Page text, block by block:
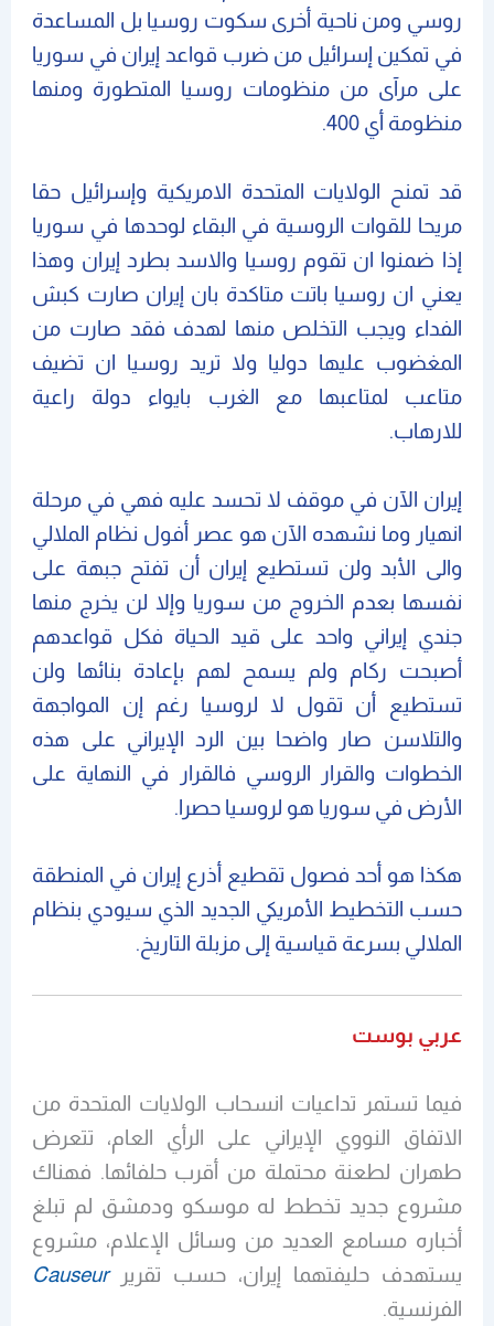
روسي ومن ناحية أخرى سكوت روسيا بل المساعدة
في تمكين إسرائيل من ضرب قواعد إيران في سوريا
على مرآى من منظومات روسيا المتطورة ومنها
منظومة أي 400.
قد تمنح الولايات المتحدة الامريكية وإسرائيل حقا
مريحا للقوات الروسية في البقاء لوحدها في سوريا
إذا ضمنوا ان تقوم روسيا والاسد بطرد إيران وهذا
يعني ان روسيا باتت متاكدة بان إيران صارت كبش
الفداء ويجب التخلص منها لهدف فقد صارت من
المغضوب عليها دوليا ولا تريد روسيا ان تضيف
متاعب لمتاعبها مع الغرب بايواء دولة راعية
للارهاب.
إيران الآن في موقف لا تحسد عليه فهي في مرحلة
انهيار وما نشهده الآن هو عصر أفول نظام الملالي
والى الأبد ولن تستطيع إيران أن تفتح جبهة على
نفسها بعدم الخروج من سوريا وإلا لن يخرج منها
جندي إيراني واحد على قيد الحياة فكل قواعدهم
أصبحت ركام ولم يسمح لهم بإعادة بنائها ولن
تستطيع أن تقول لا لروسيا رغم إن المواجهة
والتلاسن صار واضحا بين الرد الإيراني على هذه
الخطوات والقرار الروسي فالقرار في النهاية على
الأرض في سوريا هو لروسيا حصرا.
هكذا هو أحد فصول تقطيع أذرع إيران في المنطقة
حسب التخطيط الأمريكي الجديد الذي سيودي بنظام
الملالي بسرعة قياسية إلى مزبلة التاريخ.
عربي بوست
فيما تستمر تداعيات انسحاب الولايات المتحدة من
الاتفاق النووي الإيراني على الرأي العام، تتعرض
طهران لطعنة محتملة من أقرب حلفائها. فهناك
مشروع جديد تخطط له موسكو ودمشق لم تبلغ
أخباره مسامع العديد من وسائل الإعلام، مشروع
يستهدف حليفتهما إيران، حسب تقريرCauseur
الفرنسية.